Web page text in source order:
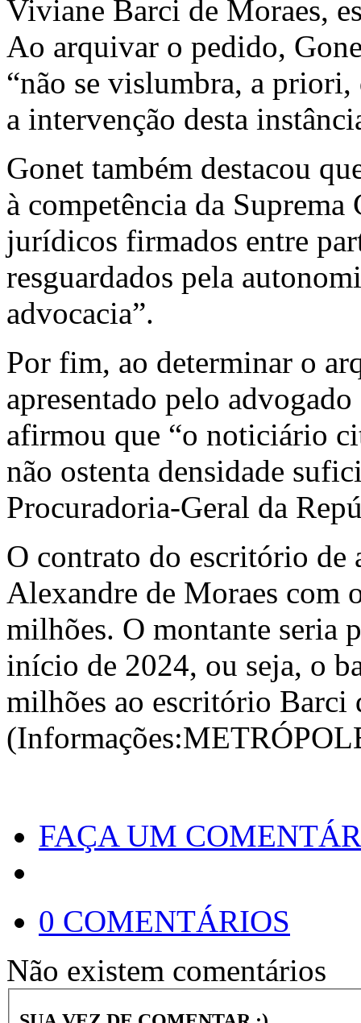
Viviane Barci de Moraes,
Ao arquivar o pedido,
“não se vislumbra, a
a intervenção desta
Gonet também destacou
à competência da
jurídicos firmados entre
resguardados pela
advocacia”.
Por fim, ao determinar o
apresentado pelo
afirmou que “o noticiário
não ostenta densidade
Procuradoria-Geral da
O contrato do escritório de
Alexandre de Moraes com
milhões. O montante seria
início de 2024, ou seja, o
milhões ao escritório Barci
FAÇA UM
0 COMENTÁRIOS
Não existem comentários